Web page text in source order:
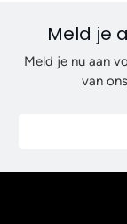
Meld je
Meld je nu aan
van